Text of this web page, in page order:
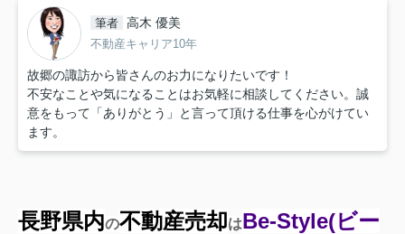
筆者 高木 優美
不動産キャリア10年
故郷の諏訪から皆さんのお力になりたいです！
不安なことや気になることはお気軽に相談してください。誠
意をもって「ありがとう」と言って頂ける仕事を心がけてい
ます。
長野県内の不動産売却はBe-Style(ビー